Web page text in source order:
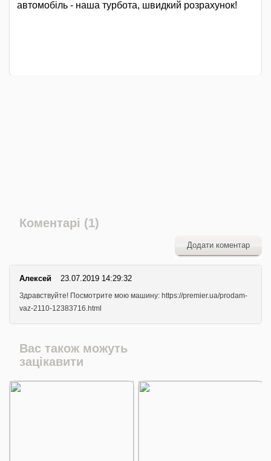
автомобіль - наша турбота, швидкий розрахунок!
Коментарі (1)
Додати коментар
Алексей 23.07.2019 14:29:32
Здравствуйте! Посмотрите мою машину: https://premier.ua/prodam-
vaz-2110-12383716.html
Вас також можуть
зацікавити